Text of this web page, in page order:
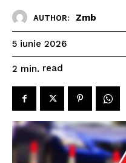
AUTHOR: Zmb
5 iunie 2026
2 min. read